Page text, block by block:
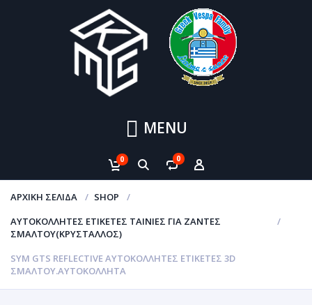
MENU
0 0
ΑΡΧΙΚΉ ΣΕΛΊΔΑ
SHOP
ΑΥΤΟΚΌΛΛΗΤΕΣ ΕΤΙΚΈΤΕΣ ΤΑΙΝΊΕΣ ΓΙΑ ΖΆΝΤΕΣ
ΣΜΆΛΤΟΥ(ΚΡΎΣΤΑΛΛΟΣ)
SYM GTS REFLECTIVE ΑΥΤΟΚΌΛΛΗΤΕΣ ΕΤΙΚΈΤΕΣ 3D
ΣΜΆΛΤΟΥ.ΑΥΤΟΚΌΛΛΗΤΑ